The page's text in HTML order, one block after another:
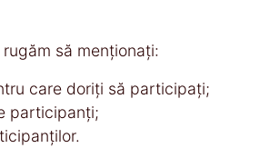
să menționați:
care doriți să participați;
participanți;